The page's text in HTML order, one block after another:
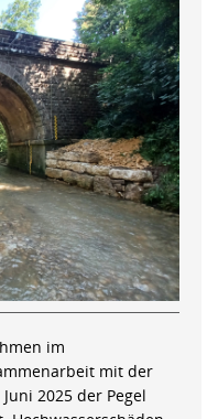
im
mit der
2025 der Pegel